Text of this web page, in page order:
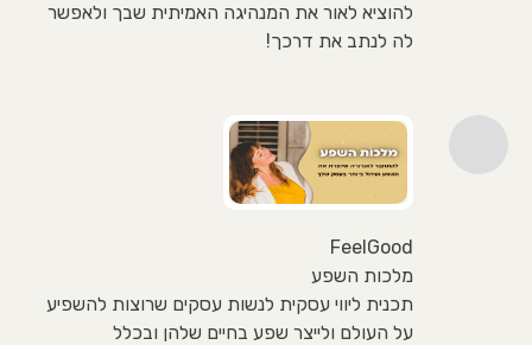
להוציא לאור את המנהיגה האמיתית שבך ולאפשר
לה לנתב את דרכך!
FeelGood
מלכות השפע
תכנית ליווי עסקית לנשות עסקים שרוצות להשפיע
על העולם ולייצר שפע בחיים שלהן ובכלל